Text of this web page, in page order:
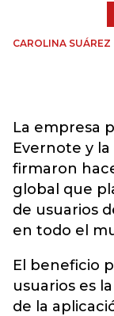
CAROLINA SUÁREZ
La empresa
Evernote y
firmaron
global que
de usuarios
en todo el
El beneficio
usuarios es
de la